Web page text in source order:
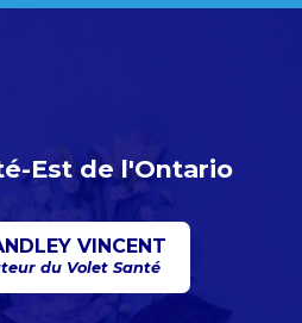
Est de l'Ontario
VINCENT
du Volet Santé